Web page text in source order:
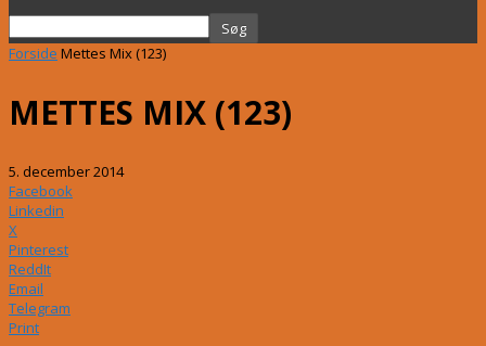
Forside Mettes Mix (123)
METTES MIX (123)
5. december 2014
Facebook
Linkedin
X
Pinterest
ReddIt
Email
Telegram
Print